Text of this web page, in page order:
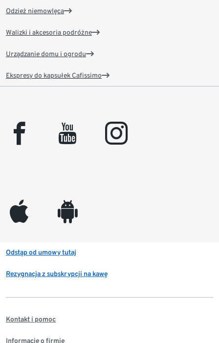
Odzież niemowlęca
Walizki i akcesoria podróżne
Urządzanie domu i ogrodu
Ekspresy do kapsułek Cafissimo
facebook youtube instagram
appleinc android
Odstąp od umowy tutaj
Rezygnacja z subskrypcji na kawę
Kontakt i pomoc
Informacje o firmie